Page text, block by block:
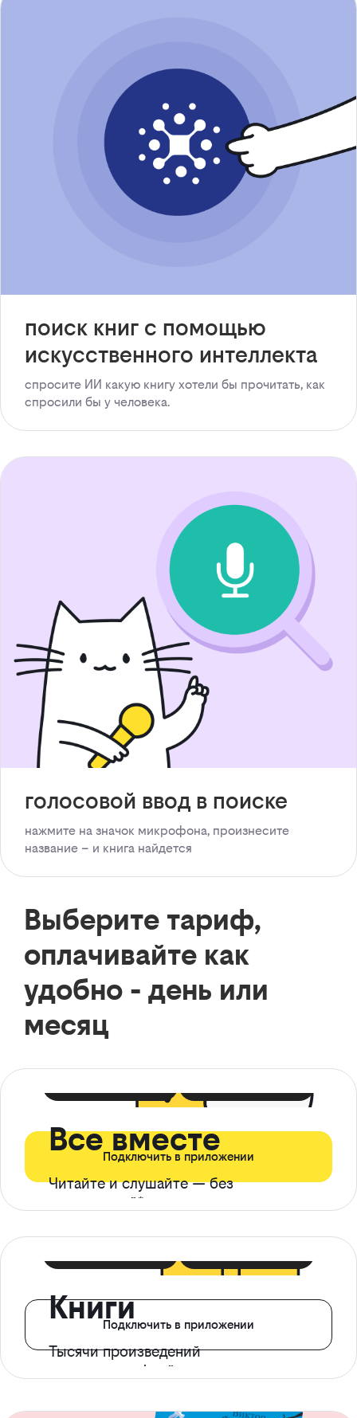
поиск книг с помощью
искусственного интеллекта
спросите ИИ какую книгу хотели бы прочитать, как
спросили бы у человека.
голосовой ввод в поиске
нажмите на значок микрофона, произнесите
название – и книга найдется
Выберите тариф,
оплачивайте как
удобно - день или
месяц
Все вместе
Читайте и слушайте — без
ограничений*
Подключить в приложении
Книги
Тысячи произведений
с доступом офлайн
Подключить в приложении